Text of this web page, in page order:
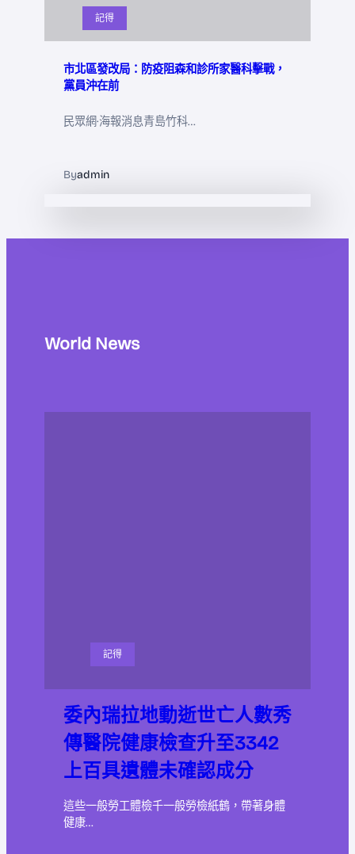
記得
市北區發改局：防疫阻森和診所家醫科擊戰，
黨員沖在前
民眾網·海報消息青島竹科…
Byadmin
World News
記得
委內瑞拉地動逝世亡人數秀
傳醫院健康檢查升至3342
上百具遺體未確認成分
這些一般勞工體檢千一般勞檢紙鶴，帶著身體
健康…